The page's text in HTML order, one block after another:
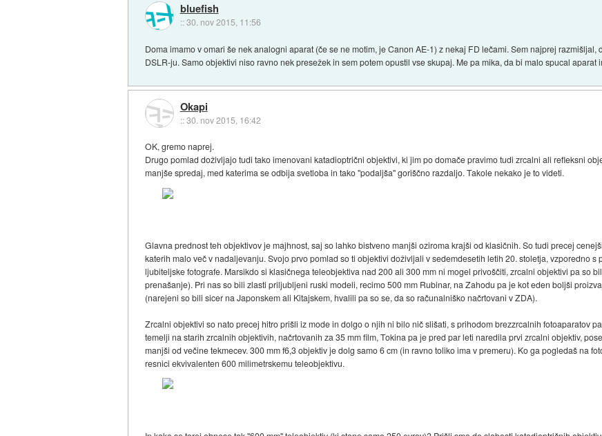
bluefish
::30. nov 2015, 11:56
Doma imamo v omari še nek analogni aparat (če se ne motim, je Canon AE-1) z nekaj FD lečami. Sem najprej
DSLR-ju. Samo objektivi niso ravno nek presežek in sem potem opustil vse skupaj. Me pa mika, da bi malo spucal aparat
Okapi
::30. nov 2015, 16:42
OK, gremo naprej.
Drugo pomlad doživljajo tudi tako imenovani katadioptrični objektivi, ki jim po domače pravimo tudi zrcalni ali refleksni
manjše spredaj, med katerima se odbija svetloba in tako "podaljša" goriščno razdaljo. Takole nekako je to videti.
Glavna prednost teh objektivov je majhnost, saj so lahko bistveno manjši oziroma krajši od klasičnih. So tudi precej
katerih malo več v nadaljevanju. Svojo prvo pomlad so ti objektivi doživljali v sedemdesetih letih 20. stoletja, vzporedno
ljubiteljske fotografe. Marsikdo si klasičnega teleobjektiva nad 200 ali 300 mm ni mogel privoščiti, zrcalni objektivi pa so
prenašanje). Pri nas so bili zlasti priljubljeni ruski modeli, recimo 500 mm Rubinar, na Zahodu pa je kot eden boljši
(narejeni so bili sicer na Japonskem ali Kitajskem, hvalili pa so se, da so računalniško načrtovani v ZDA).
Zrcalni objektivi so nato precej hitro prišli iz mode in dolgo o njih ni bilo nič slišati, s prihodom brezzrcalnih fotoaparatov
temelji na starih zrcalnih objektivih, načrtovanih za 35 mm film, Tokina pa je pred par leti naredila prvi zrcalni objektiv,
manjši od večine tekmecev. 300 mm f6,3 objektiv je dolg samo 6 cm (in ravno toliko ima v premeru). Ko ga pogledaš na
resnici ekvivalenten 600 milimetrskemu teleobjektivu.